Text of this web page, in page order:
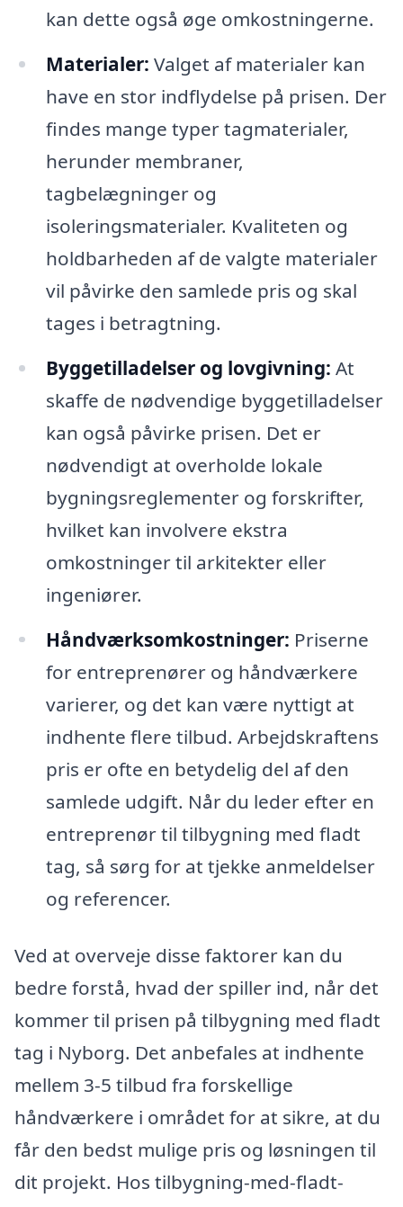
kan dette også øge omkostningerne.
Materialer: Valget af materialer kan
have en stor indflydelse på prisen. Der
findes mange typer tagmaterialer,
herunder membraner,
tagbelægninger og
isoleringsmaterialer. Kvaliteten og
holdbarheden af de valgte materialer
vil påvirke den samlede pris og skal
tages i betragtning.
Byggetilladelser og lovgivning: At
skaffe de nødvendige byggetilladelser
kan også påvirke prisen. Det er
nødvendigt at overholde lokale
bygningsreglementer og forskrifter,
hvilket kan involvere ekstra
omkostninger til arkitekter eller
ingeniører.
Håndværksomkostninger: Priserne
for entreprenører og håndværkere
varierer, og det kan være nyttigt at
indhente flere tilbud. Arbejdskraftens
pris er ofte en betydelig del af den
samlede udgift. Når du leder efter en
entreprenør til tilbygning med fladt
tag, så sørg for at tjekke anmeldelser
og referencer.
Ved at overveje disse faktorer kan du
bedre forstå, hvad der spiller ind, når det
kommer til prisen på tilbygning med fladt
tag i Nyborg. Det anbefales at indhente
mellem 3-5 tilbud fra forskellige
håndværkere i området for at sikre, at du
får den bedst mulige pris og løsningen til
dit projekt. Hos tilbygning-med-fladt-